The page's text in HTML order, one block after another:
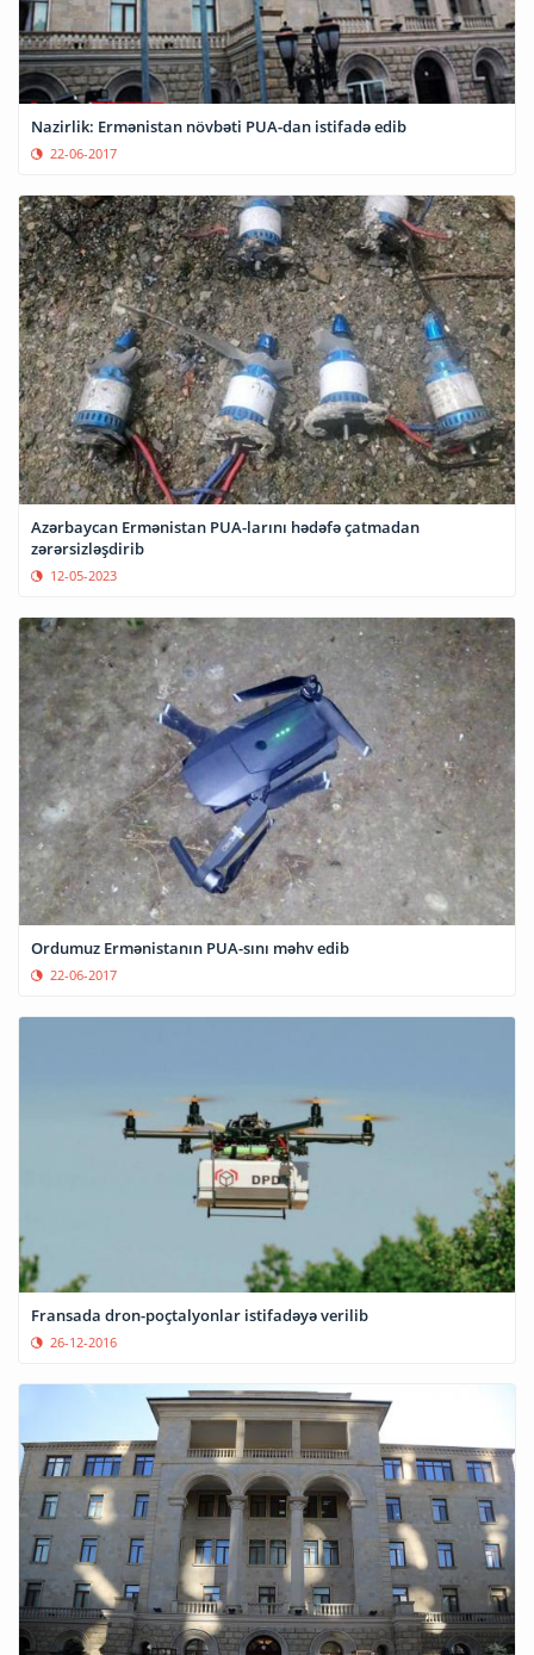
Nazirlik: Ermənistan növbəti PUA-dan istifadə edib
22-06-2017
Azərbaycan Ermənistan PUA-larını hədəfə çatmadan
zərərsizləşdirib
12-05-2023
Ordumuz Ermənistanın PUA-sını məhv edib
22-06-2017
Fransada dron-poçtalyonlar istifadəyə verilib
26-12-2016